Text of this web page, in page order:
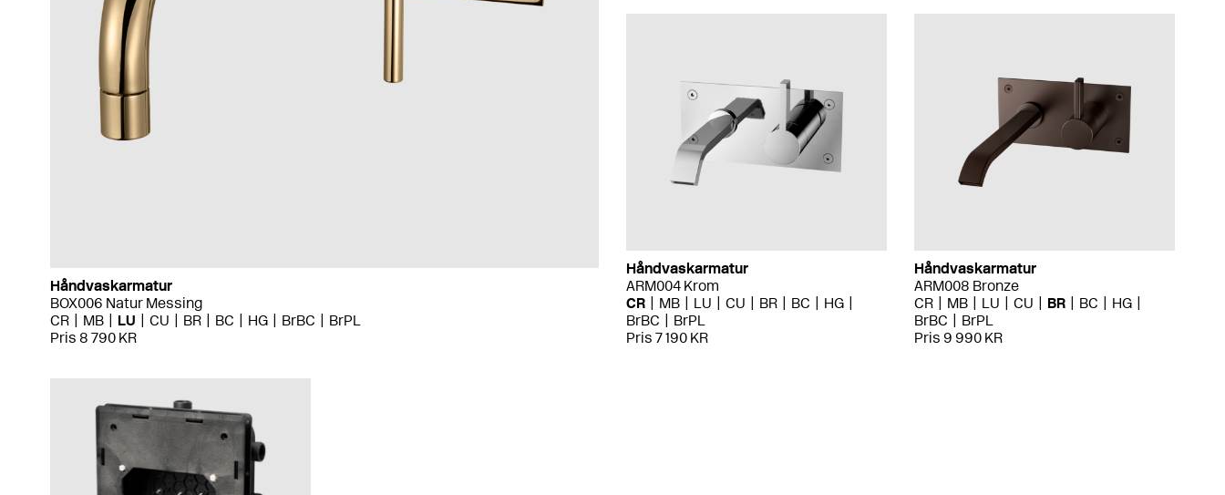
Håndvaskarmatur
BOX006 Natur Messing
CR
MB LU CU BR BC HG BrBC
BrPL
Pris 8 790 KR
Håndvaskarmatur
ARM004 Krom
CR
MB LU CU BR BC
HG
BrBC
BrPL
Pris 7 190 KR
Håndvaskarmatur
ARM008 Bronze
CR
MB LU CU BR BC
HG
BrBC
BrPL
Pris 9 990 KR